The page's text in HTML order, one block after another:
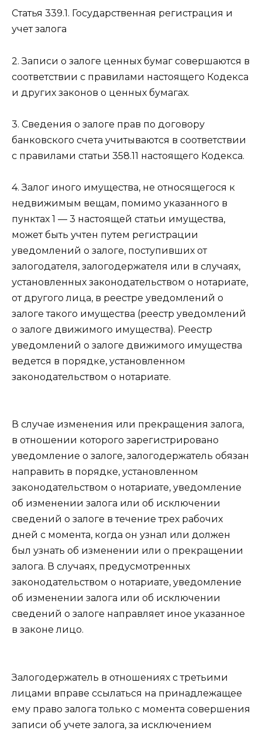
Статья 339.1. Государственная регистрация и
учет залога
2. Записи о залоге ценных бумаг совершаются в
соответствии с правилами настоящего Кодекса
и других законов о ценных бумагах.
3. Сведения о залоге прав по договору
банковского счета учитываются в соответствии
с правилами статьи 358.11 настоящего Кодекса.
4. Залог иного имущества, не относящегося к
недвижимым вещам, помимо указанного в
пунктах 1 — 3 настоящей статьи имущества,
может быть учтен путем регистрации
уведомлений о залоге, поступивших от
залогодателя, залогодержателя или в случаях,
установленных законодательством о нотариате,
от другого лица, в реестре уведомлений о
залоге такого имущества (реестр уведомлений
о залоге движимого имущества). Реестр
уведомлений о залоге движимого имущества
ведется в порядке, установленном
законодательством о нотариате.
В случае изменения или прекращения залога,
в отношении которого зарегистрировано
уведомление о залоге, залогодержатель обязан
направить в порядке, установленном
законодательством о нотариате, уведомление
об изменении залога или об исключении
сведений о залоге в течение трех рабочих
дней с момента, когда он узнал или должен
был узнать об изменении или о прекращении
залога. В случаях, предусмотренных
законодательством о нотариате, уведомление
об изменении залога или об исключении
сведений о залоге направляет иное указанное
в законе лицо.
Залогодержатель в отношениях с третьими
лицами вправе ссылаться на принадлежащее
ему право залога только с момента совершения
записи об учете залога, за исключением